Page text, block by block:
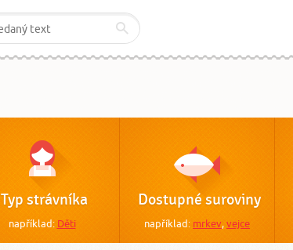
Typ strávníka
například: Děti
Dostupné suroviny
například: mrkev,vejce